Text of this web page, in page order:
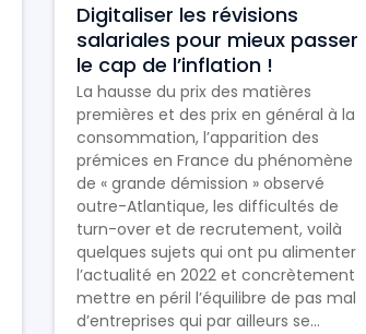
Digitaliser les révisions
salariales pour mieux passer
le cap de l’inflation !
La hausse du prix des matières
premières et des prix en général à la
consommation, l’apparition des
prémices en France du phénomène
de « grande démission » observé
outre-Atlantique, les difficultés de
turn-over et de recrutement, voilà
quelques sujets qui ont pu alimenter
l’actualité en 2022 et concrètement
mettre en péril l’équilibre de pas mal
d’entreprises qui par ailleurs se...